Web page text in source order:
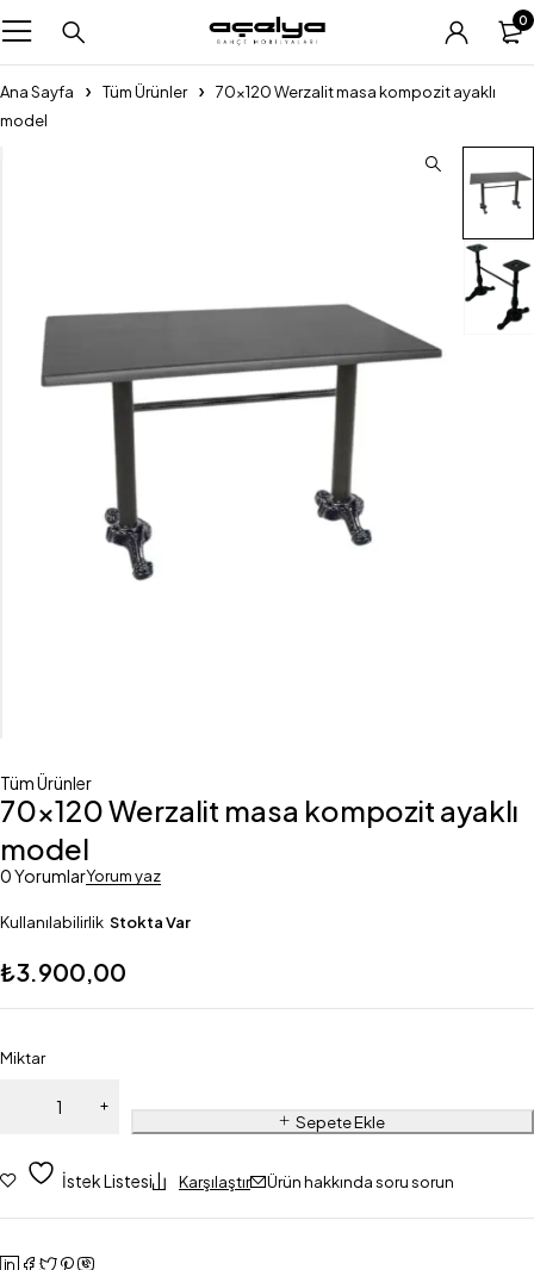
0
Ana Sayfa Tüm Ürünler
70×120 Werzalit masa kompozit ayaklı
model
Tüm Ürünler
70×120 Werzalit masa kompozit ayaklı
model
0 YorumlarYorum yaz
Kullanılabilirlik Stokta Var
₺3.900,00
Miktar
Sepete Ekle
İstek Listesi Karşılaştır Ürün hakkında soru sorun